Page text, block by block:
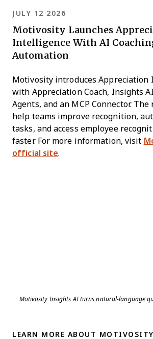
Motivosity Insights AI turns natural-language
JULY 12 2026
Motivosity Launches
Intelligence With AI
Automation
Motivosity introduces
with Appreciation Coach, Insights
Agents, and an MCP Connector.
help teams improve recognition,
tasks, and access employee
faster. For more information, visit
official site.
LEARN MORE ABOUT